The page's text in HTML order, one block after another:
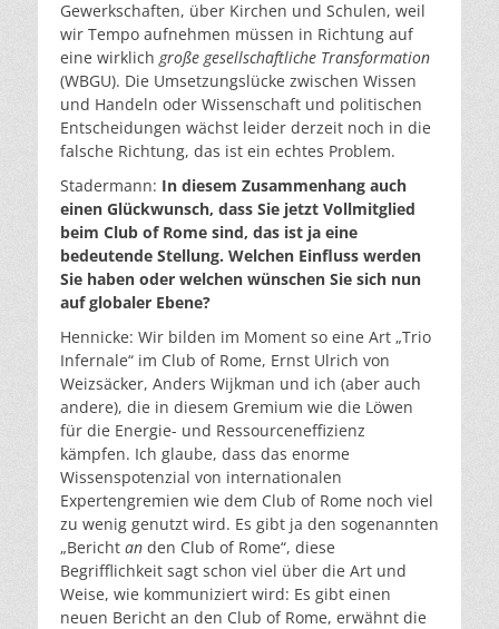
Gewerkschaften, über Kirchen und Schulen, weil
wir Tempo aufnehmen müssen in Richtung auf
eine wirklich große gesellschaftliche Transformation
(WBGU). Die Umsetzungslücke zwischen Wissen
und Handeln oder Wissenschaft und politischen
Entscheidungen wächst leider derzeit noch in die
falsche Richtung, das ist ein echtes Problem.
Stadermann: In diesem Zusammenhang auch
einen Glückwunsch, dass Sie jetzt Vollmitglied
beim Club of Rome sind, das ist ja eine
bedeutende Stellung. Welchen Einfluss werden
Sie haben oder welchen wünschen Sie sich nun
auf globaler Ebene?
Hennicke: Wir bilden im Moment so eine Art „Trio
Infernale“ im Club of Rome, Ernst Ulrich von
Weizsäcker, Anders Wijkman und ich (aber auch
andere), die in diesem Gremium wie die Löwen
für die Energie- und Ressourceneffizienz
kämpfen. Ich glaube, dass das enorme
Wissenspotenzial von internationalen
Expertengremien wie dem Club of Rome noch viel
zu wenig genutzt wird. Es gibt ja den sogenannten
„Bericht an den Club of Rome“, diese
Begrifflichkeit sagt schon viel über die Art und
Weise, wie kommuniziert wird: Es gibt einen
neuen Bericht an den Club of Rome, erwähnt die